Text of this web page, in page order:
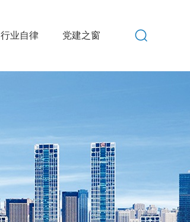
行业自律 党建之窗